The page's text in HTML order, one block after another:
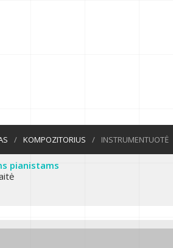
/ KOMPOZITORIUS / INSTRUMENTUOTĖ
pianistams